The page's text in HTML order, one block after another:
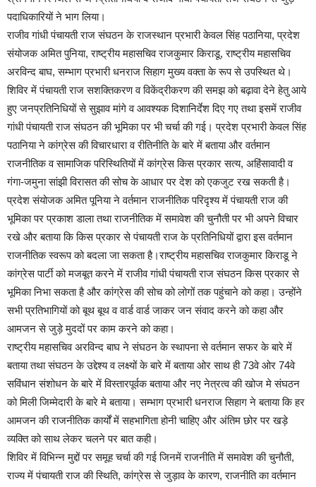
पदाधिकारियों ने भाग लिया।
राजीव गांधी पंचायती राज संघठन के राजस्थान प्रभारी केवल सिंह पठानिया, प्रदेश
संयोजक अमित पुनिया, राष्ट्रीय महासचिव राजकुमार किराडू, राष्ट्रीय महासचिव
अरविन्द बाघ, सम्भाग प्रभारी धनराज सिहाग मुख्य वक्ता के रूप से उपस्थित थे।
शिविर में पंचायती राज सशक्तिकरण व विकेंद्रीकरण की समझ को बढ़ावा देने हेतु आये
हुए जनप्रतिनिधियों से सुझाव मांगे व आवश्यक दिशानिर्देश दिए गए तथा इसमें राजीव
गांधी पंचायती राज संघठन की भूमिका पर भी चर्चा की गई। प्रदेश प्रभारी केवल सिंह
पठानिया ने कांग्रेस की विचारधारा व रीतिनीति के बारे में बताया और वर्तमान
राजनीतिक व सामाजिक परिस्थितियों में कांग्रेस किस प्रकार सत्य, अहिंसावादी व
गंगा-जमुना सांझी विरासत की सोच के आधार पर देश को एकजुट रख सकती है।
प्रदेश संयोजक अमित पूनिया ने वर्तमान राजनीतिक परिदृश्य में पंचायती राज की
भूमिका पर प्रकाश डाला तथा राजनीतिक में समावेश की चुनौती पर भी अपने विचार
रखे और बताया कि किस प्रकार से पंचायती राज के प्रतिनिधियों द्वारा इस वर्तमान
राजनीतिक स्वरूप को बदला जा सकता है।राष्ट्रीय महासचिव राजकुमार किराडू ने
कांग्रेस पार्टी को मजबूत करने में राजीव गांधी पंचायती राज संघठन किस प्रकार से
भूमिका निभा सकता है और कांग्रेस की सोच को लोगों तक पहुंचाने को कहा। उन्होंने
सभी प्रतिभागियों को बूथ बूथ व वार्ड वार्ड जाकर जन संवाद करने को कहा और
आमजन से जुड़े मुददों पर काम करने को कहा।
राष्ट्रीय महासचिव अरविन्द बाघ ने संघठन के स्थापना से वर्तमान सफर के बारे में
बताया तथा संघठन के उद्देश्य व लक्ष्यों के बारे में बताया ओर साथ ही 73वे ओर 74वे
सविंधान संशोधन के बारे में विस्तारपूर्वक बताया और नए नेत्रत्व की खोज मे संघठन
को मिली जिम्मेदारी के बारे मे बताया। सम्भाग प्रभारी धनराज सिहाग ने बताया कि हर
आमजन की राजनीतिक कार्यों में सहभागिता होनी चाहिए और अंतिम छोर पर खड़े
व्यक्ति को साथ लेकर चलने पर बात कही।
शिविर में विभिन्न मुद्दों पर समूह चर्चा की गई जिनमें राजनीति में समावेश की चुनौती,
राज्य में पंचायती राज की स्थिति, कांग्रेस से जुड़ाव के कारण, राजनीति का वर्तमान